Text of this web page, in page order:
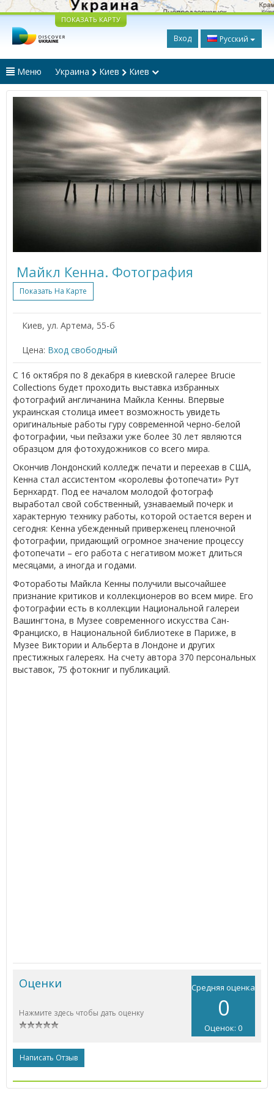
ПОКАЗАТЬ КАРТУ
Вход Русский
Меню Украина Киев Киев
Майкл Кенна. Фотография
Показать На Карте
Киев, ул. Артема, 55-б
Цена: Вход свободный
С 16 октября по 8 декабря в киевской галерее Brucie
Collections будет проходить выставка избранных
фотографий англичанина Майкла Кенны. Впервые
украинская столица имеет возможность увидеть
оригинальные работы гуру современной черно-белой
фотографии, чьи пейзажи уже более 30 лет являются
образцом для фотохудожников со всего мира.
Окончив Лондонский колледж печати и переехав в США,
Кенна стал ассистентом «королевы фотопечати» Рут
Бернхардт. Под ее началом молодой фотограф
выработал свой собственный, узнаваемый почерк и
характерную технику работы, которой остается верен и
сегодня: Кенна убежденный приверженец пленочной
фотографии, придающий огромное значение процессу
фотопечати – его работа с негативом может длиться
месяцами, а иногда и годами.
Фотоработы Майкла Кенны получили высочайшее
признание критиков и коллекционеров во всем мире. Его
фотографии есть в коллекции Национальной галереи
Вашингтона, в Музее современного искусства Сан-
Франциско, в Национальной библиотеке в Париже, в
Музее Виктории и Альберта в Лондоне и других
престижных галереях. На счету автора 370 персональных
выставок, 75 фотокниг и публикаций.
Средняя оценка
0
Оценок: 0
Оценки
Нажмите здесь чтобы дать оценку
Написать Отзыв